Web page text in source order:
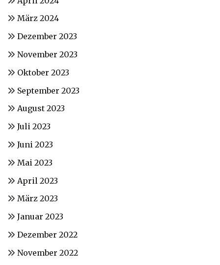
März 2024
Dezember 2023
November 2023
Oktober 2023
September 2023
August 2023
Juli 2023
Juni 2023
Mai 2023
April 2023
März 2023
Januar 2023
Dezember 2022
November 2022